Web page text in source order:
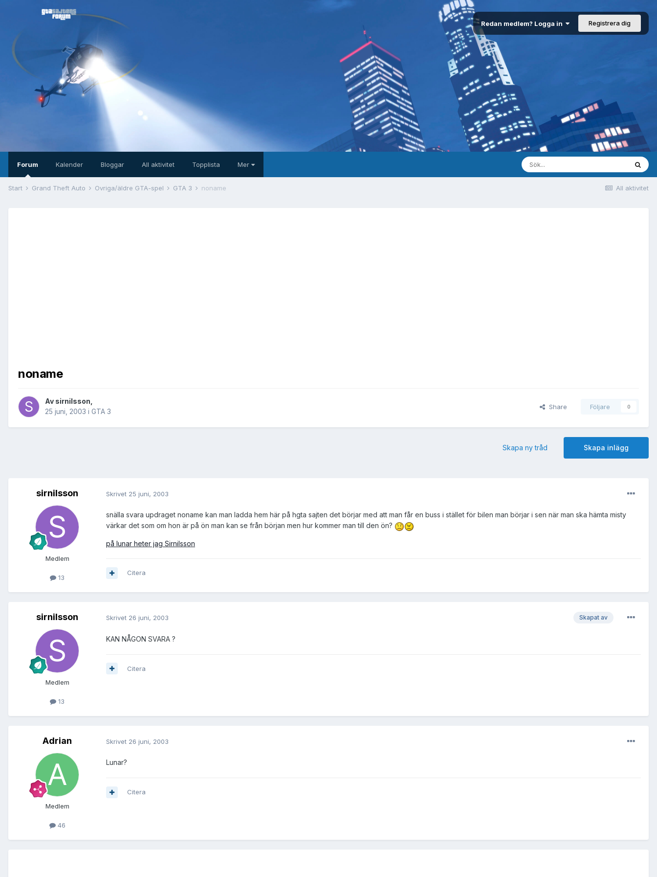
Redan medlem? Logga in Registrera dig
Forum Kalender Bloggar All aktivitet Topplista Mer
All aktivitet
Start Grand Theft Auto Övriga/äldre GTA-spel GTA 3 noname
noname
Av sirnilsson
25 juni, 2003 i GTA 3
Share Följare 0
Skapa inlägg
Skapa ny tråd
sirnilsson
Medlem
13
Skrivet 25 juni, 2003
snälla svara updraget noname kan man ladda hem här på hgta sajten det börjar med att man får en buss i stället för bilen man börjar i sen när man ska hämta misty
värkar det som om hon är på ön man kan se från början men hur kommer man till den ön?
på lunar heter jag Sirnilsson
Citera
sirnilsson
Medlem
13
Skapat av
Skrivet 26 juni, 2003
KAN NÅGON SVARA ?
Citera
Adrian
Medlem
46
Skrivet 26 juni, 2003
Lunar?
Citera